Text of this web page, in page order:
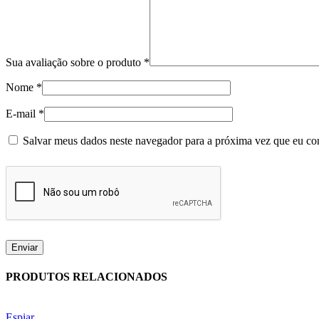
Sua avaliação sobre o produto *
Nome *
E-mail *
Salvar meus dados neste navegador para a próxima vez que eu
PRODUTOS RELACIONADOS